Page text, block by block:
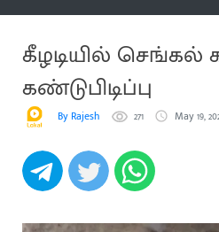
கீழடியில் செங்கல்
கண்டுபிடிப்பு
By Rajesh 271 May 19,